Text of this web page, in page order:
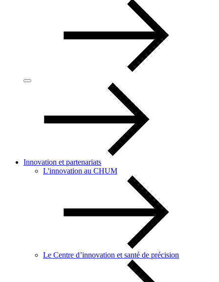
Innovation et partenariats
L'innovation au CHUM
Le Centre d’innovation et santé de précision